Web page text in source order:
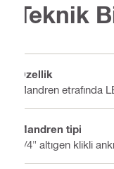
Teknik
Özellik
Mandren etrafında
Mandren tipi
1/4" altıgen klikli